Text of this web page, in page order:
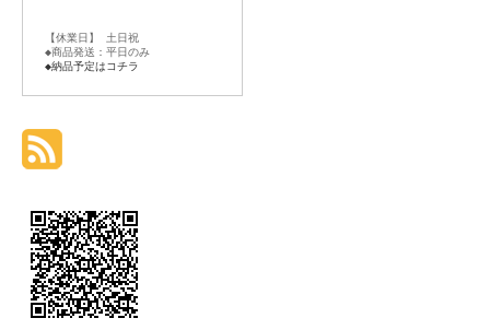
【休業日】 土日祝
◆商品発送：平日のみ
◆納品予定はコチラ